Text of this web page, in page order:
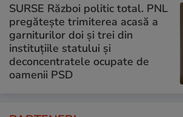
SURSE Război politic total. PNL
pregătește trimiterea acasă a
garniturilor doi și trei din
instituțiile statului și
deconcentratele ocupate de
oamenii PSD